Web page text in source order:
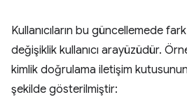
Kullanıcıların bu güncellemede
değişiklik kullanıcı arayüzüdür.
kimlik doğrulama iletişim
şekilde gösterilmiştir: